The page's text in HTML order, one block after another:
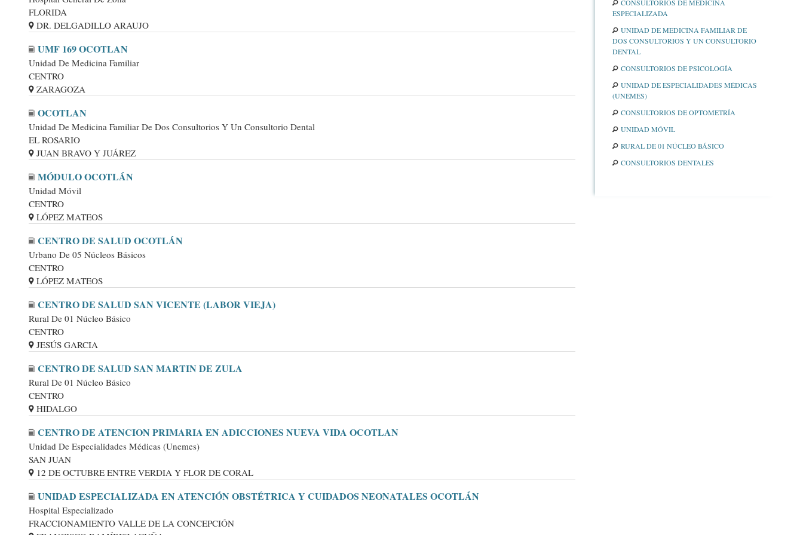
FLORIDA
DR. DELGADILLO ARAUJO
UMF 169 OCOTLAN
Unidad De Medicina Familiar
CENTRO
ZARAGOZA
OCOTLAN
Unidad De Medicina Familiar De Dos Consultorios Y Un Consultorio Dental
EL ROSARIO
JUAN BRAVO Y JUÁREZ
MÓDULO OCOTLÁN
Unidad Móvil
CENTRO
LÓPEZ MATEOS
CENTRO DE SALUD OCOTLÁN
Urbano De 05 Núcleos Básicos
CENTRO
LÓPEZ MATEOS
CENTRO DE SALUD SAN VICENTE (LABOR VIEJA)
Rural De 01 Núcleo Básico
CENTRO
JESÚS GARCIA
CENTRO DE SALUD SAN MARTIN DE ZULA
Rural De 01 Núcleo Básico
CENTRO
HIDALGO
CENTRO DE ATENCION PRIMARIA EN ADICCIONES NUEVA VIDA OCOTLAN
Unidad De Especialidades Médicas (Unemes)
SAN JUAN
12 DE OCTUBRE ENTRE VERDIA Y FLOR DE CORAL
UNIDAD ESPECIALIZADA EN ATENCIÓN OBSTÉTRICA Y CUIDADOS NEONATALES OCOTLÁN
Hospital Especializado
FRACCIONAMIENTO VALLE DE LA CONCEPCIÓN
CONSULTORIOS DE MEDICINA
ESPECIALIZADA
UNIDAD DE MEDICINA FAMILIAR DE
DOS CONSULTORIOS Y UN CONSULTORIO
DENTAL
CONSULTORIOS DE PSICOLOGÍA
UNIDAD DE ESPECIALIDADES MÉDICAS
(UNEMES)
CONSULTORIOS DE OPTOMETRÍA
UNIDAD MÓVIL
RURAL DE 01 NÚCLEO BÁSICO
CONSULTORIOS DENTALES